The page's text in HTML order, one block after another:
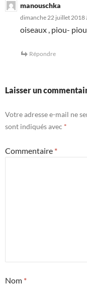
manouschka
dimanche 22 juillet 2018
oiseaux , piou-
Répondre
Laisser un
Votre adresse e-mail ne
sont indiqués avec *
Commentaire *
Nom *